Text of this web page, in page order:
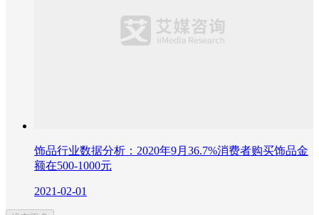
饰品行业数据分析：2020年9月36.7%消费者购买饰品金
额在500-1000元
2021-02-01